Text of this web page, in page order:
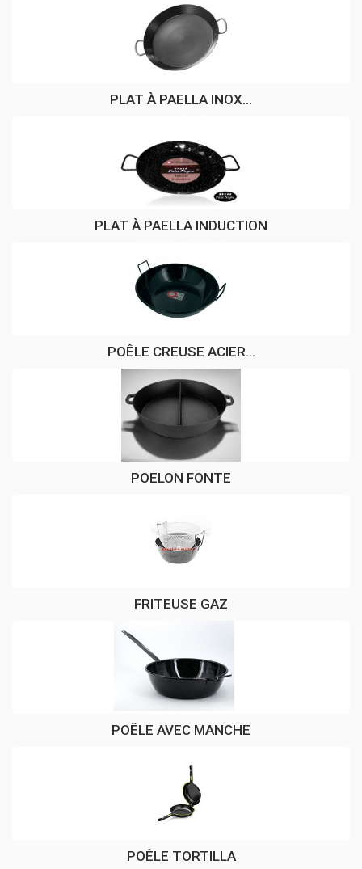
PLAT À PAELLA INOX...
PLAT À PAELLA INDUCTION
POÊLE CREUSE ACIER...
POELON FONTE
FRITEUSE GAZ
POÊLE AVEC MANCHE
POÊLE TORTILLA